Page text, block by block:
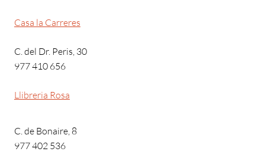
Casa la Carreres
C. del Dr. Peris, 30
977 410 656
Llibreria Rosa
C. de Bonaire, 8
977 402 536